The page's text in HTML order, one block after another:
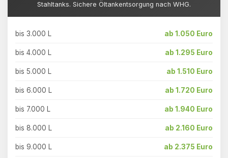
Stahltanks. Sichere Öltankentsorgung nach WHG.
bis 3.000 L ab 1.050 Euro
bis 4.000 L ab 1.295 Euro
bis 5.000 L ab 1.510 Euro
bis 6.000 L ab 1.720 Euro
bis 7.000 L ab 1.940 Euro
bis 8.000 L ab 2.160 Euro
bis 9.000 L ab 2.375 Euro